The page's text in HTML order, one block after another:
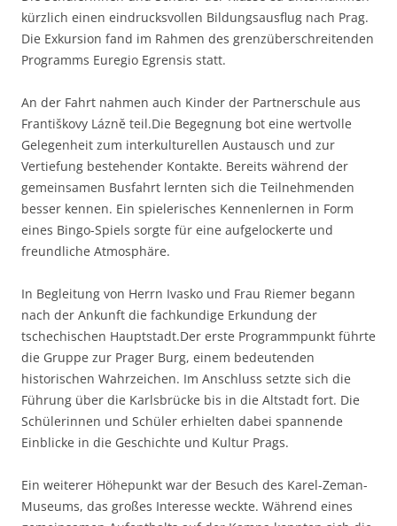
kürzlich einen eindrucksvollen Bildungsausflug nach Prag.
Die Exkursion fand im Rahmen des grenzüberschreitenden
Programms Euregio Egrensis statt.
An der Fahrt nahmen auch Kinder der Partnerschule aus
Františkovy Lázně teil.Die Begegnung bot eine wertvolle
Gelegenheit zum interkulturellen Austausch und zur
Vertiefung bestehender Kontakte. Bereits während der
gemeinsamen Busfahrt lernten sich die Teilnehmenden
besser kennen. Ein spielerisches Kennenlernen in Form
eines Bingo-Spiels sorgte für eine aufgelockerte und
freundliche Atmosphäre.
In Begleitung von Herrn Ivasko und Frau Riemer begann
nach der Ankunft die fachkundige Erkundung der
tschechischen Hauptstadt.Der erste Programmpunkt führte
die Gruppe zur Prager Burg, einem bedeutenden
historischen Wahrzeichen. Im Anschluss setzte sich die
Führung über die Karlsbrücke bis in die Altstadt fort. Die
Schülerinnen und Schüler erhielten dabei spannende
Einblicke in die Geschichte und Kultur Prags.
Ein weiterer Höhepunkt war der Besuch des Karel-Zeman-
Museums, das großes Interesse weckte. Während eines